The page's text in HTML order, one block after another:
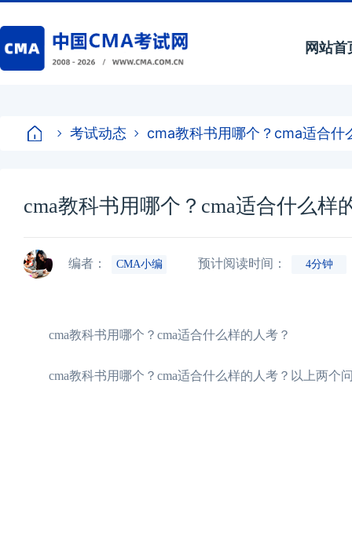
网站首
考试动态 cma教科书用哪个？cma适合什
cma教科书用哪个？cma适合什么样
编者： CMA小编 预计阅读时间： 4分钟
cma教科书用哪个？cma适合什么样的人考？
cma教科书用哪个？cma适合什么样的人考？以上两个